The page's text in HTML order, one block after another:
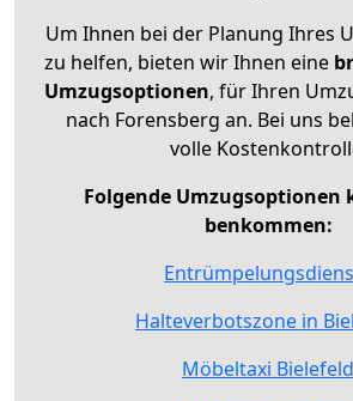
Um Ihnen bei der Planung Ihres
zu helfen, bieten wir Ihnen eine
Umzugsoptionen, für Ihren
nach Forensberg an. Bei uns
volle
Folgende Umzugsoptionen
benkommen:
Halteverbotszone in
Möbeltaxi Bielefeld